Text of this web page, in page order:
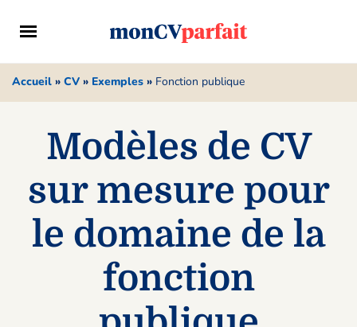
Accueil » CV » Exemples » Fonction publique
Modèles de CV
sur mesure pour
le domaine de la
fonction